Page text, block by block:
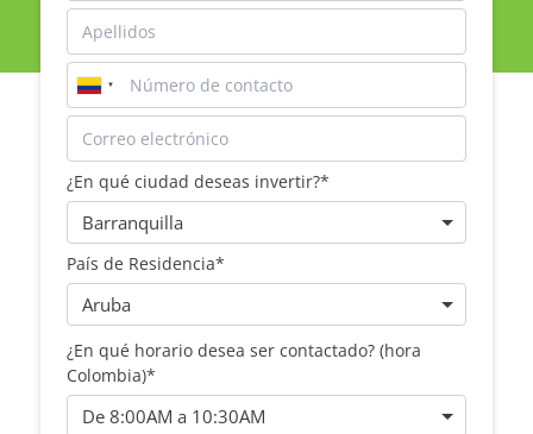
¿En qué ciudad deseas invertir?*
País de Residencia*
¿En qué horario desea ser contactado? (hora
Colombia)*